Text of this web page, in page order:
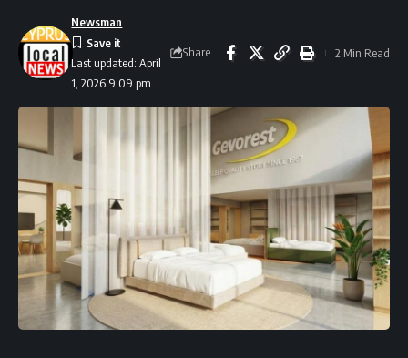
Last updated: April
1, 2026 9:09 pm
Newsman
Share 2 Min Read